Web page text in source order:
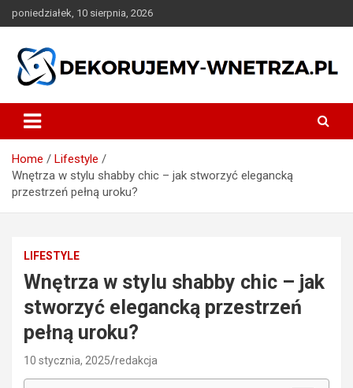
to
poniedziałek, 10 sierpnia, 2026
dekorujemy-wnetrza.pl
Home
Lifestyle
Wnętrza w stylu shabby chic – jak stworzyć elegancką
przestrzeń pełną uroku?
LIFESTYLE
Wnętrza w stylu shabby chic – jak
stworzyć elegancką przestrzeń
pełną uroku?
10 stycznia, 2025 redakcja